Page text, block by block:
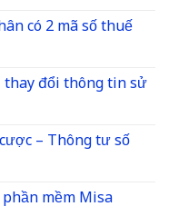
có 2 mã số thuế
đổi thông tin sử
– Thông tư số
mềm Misa